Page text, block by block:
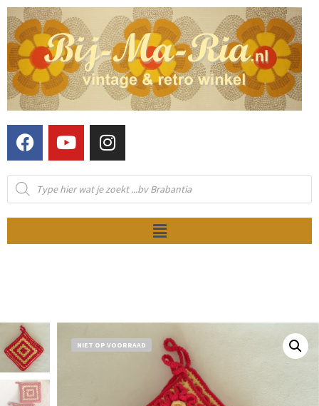
NIET OP VOORRAAD